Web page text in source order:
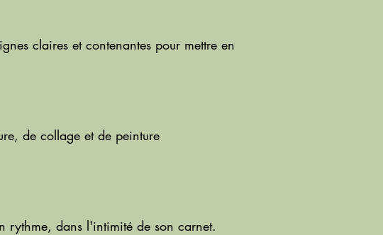
claires et contenantes pour mettre en
de collage et de peinture
rythme, dans l'intimité de son carnet.